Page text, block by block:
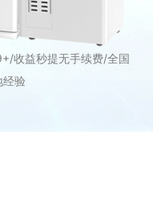
收益秒提无手续费/全国
经验